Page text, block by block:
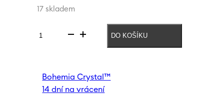
17 skladem
Svíčka
Santal
DO KOŠÍKU
Bohemia Crystal™
14 dní na vrácení